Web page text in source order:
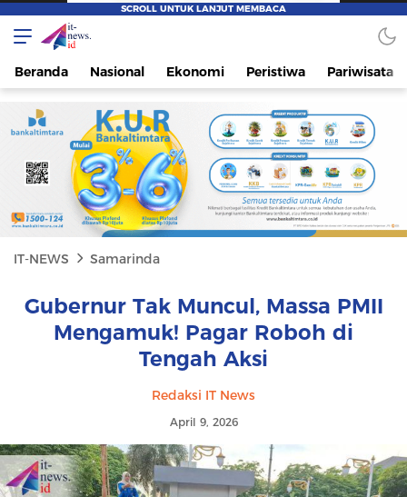
IT-NEWS
Update Cepat, Cerdas, dan Terpercaya
Beranda Nasional Ekonomi Peristiwa Pariwisata
IT-NEWS Samarinda
Gubernur Tak Muncul, Massa PMII
Mengamuk! Pagar Roboh di
Tengah Aksi
Redaksi IT News
April 9, 2026